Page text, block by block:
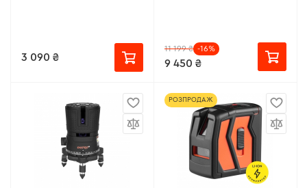
3 090 ₴
11 199 ₴ -16%
9 450 ₴
РОЗПРОДАЖ